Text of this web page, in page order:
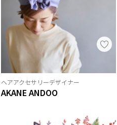
ヘアアクセサリーデザイナー
AKANE ANDOO